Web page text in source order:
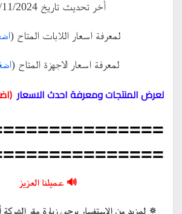
أخر تحديث تاريخ 15/11/2024
لمعرفة اسعار اللابات المتاح (
لمعرفة اسعار الاجهزة المتاح (
لعرض المنتجات ومعرفة احدث الاسعار (
🔊 عميلنا العزيز
🔅 لمزيد من الاستفسار يرجى زيارة مقر